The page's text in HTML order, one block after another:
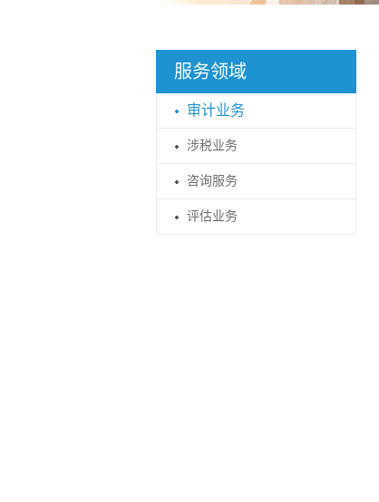
服务领域
审计业务
涉税业务
咨询服务
评估业务